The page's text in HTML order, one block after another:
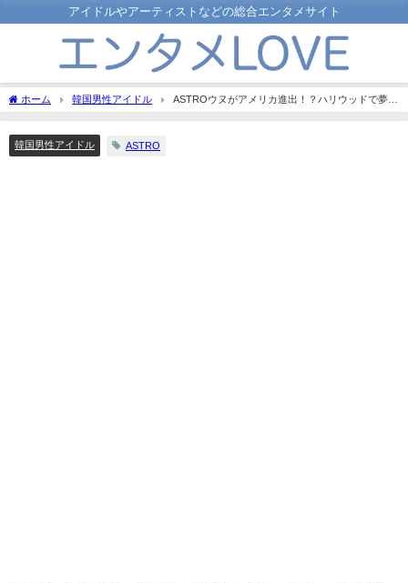
アイドルやアーティストなどの総合エンタメサイト
ホーム 韓国男性アイドル
ASTROウヌがアメリカ進出！？ハリウッドで夢だ
った映画に挑戦か？
韓国男性アイドル ASTRO